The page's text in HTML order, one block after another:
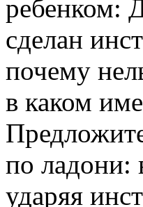
ребенком:
сделан
почему
в каком
по ладони:
ударяя